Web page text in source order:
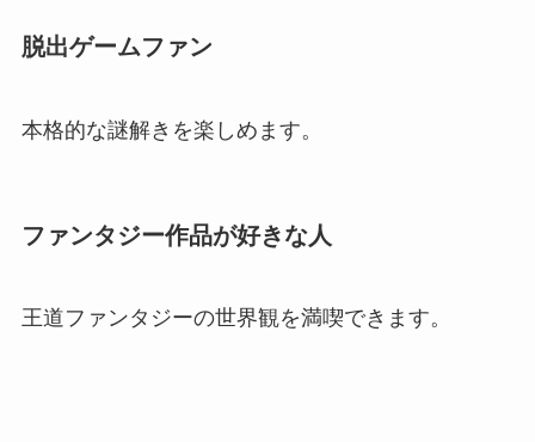
脱出ゲームファン
本格的な謎解きを楽しめます。
ファンタジー作品が好きな人
王道ファンタジーの世界観を満喫できます。